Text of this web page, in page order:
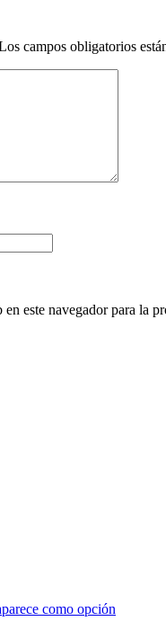
campos obligatorios
este navegador para la
como opción